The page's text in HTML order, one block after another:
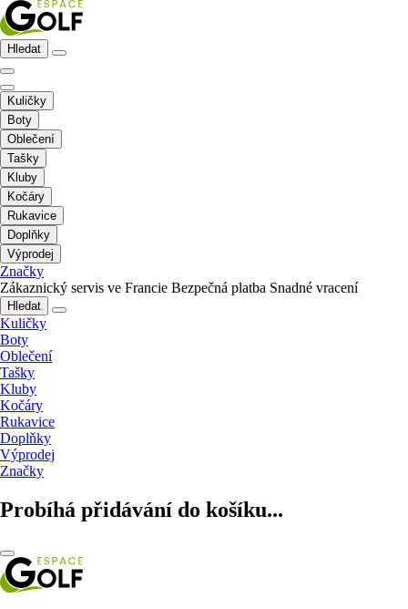
Hledat
Kuličky
Boty
Oblečení
Tašky
Kluby
Kočáry
Rukavice
Doplňky
Výprodej
Značky
Zákaznický servis ve Francie Bezpečná platba Snadné vracení
Hledat
Kuličky
Boty
Oblečení
Tašky
Kluby
Kočáry
Rukavice
Doplňky
Výprodej
Značky
Probíhá přidávání do košíku...